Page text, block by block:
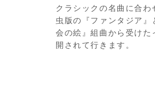
クラシックの名曲に合
虫版の『ファンタジア
会の絵』組曲から受け
開されて行きます。